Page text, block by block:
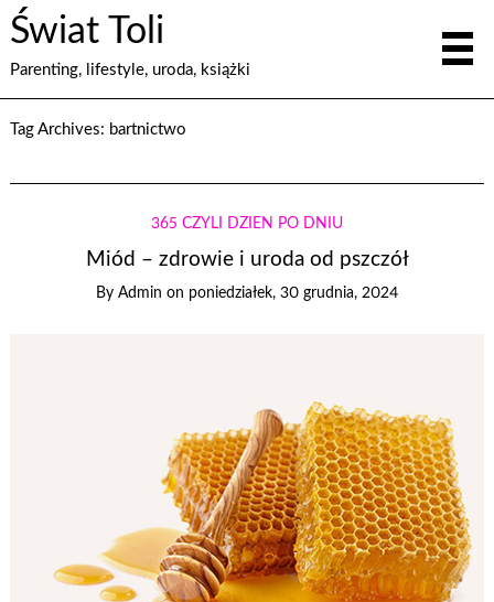
Świat Toli
Parenting, lifestyle, uroda, książki
Tag Archives: bartnictwo
365 CZYLI DZIEŃ PO DNIU
Miód – zdrowie i uroda od pszczół
By Admin on poniedziałek, 30 grudnia, 2024